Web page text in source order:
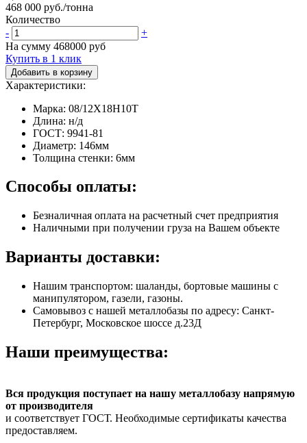
468 000 руб./тонна
Количество
-
+
На сумму 468000 руб
Купить в 1 клик
Добавить в корзину
Характеристики:
Марка: 08/12Х18Н10Т
Длина: н/д
ГОСТ: 9941-81
Диаметр: 146мм
Толщина стенки: 6мм
Способы оплаты:
Безналичная оплата на расчетный счет предприятия
Наличными при получении груза на Вашем объекте
Варианты доставки:
Нашим транспортом: шаланды, бортовые машины с
манипулятором, газели, газоны.
Самовывоз с нашей металлобазы по адресу: Санкт-
Петербург, Московское шоссе д.23Д
Наши преимущества:
Вся продукция поступает на нашу металлобазу напрямую
от производителя
и соответствует ГОСТ. Необходимые сертификаты качества
предоставляем.